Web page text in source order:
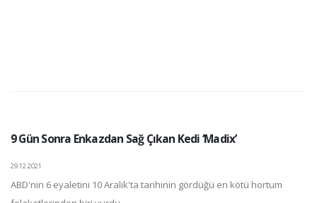
9 Gün Sonra Enkazdan Sağ Çıkan Kedi ‘Madix’
29.12.2021
ABD'nin 6 eyaletini 10 Aralık'ta tarihinin gördüğü en kötü hortum